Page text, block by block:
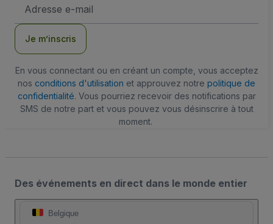
e-
Je m’inscris
En vous connectant ou en créant un compte, vous acceptez
nos conditions d'utilisation et approuvez notre politique de
confidentialité. Vous pourriez recevoir des notifications par
SMS de notre part et vous pouvez vous désinscrire à tout
moment.
Des événements en direct dans le monde entier
Belgique